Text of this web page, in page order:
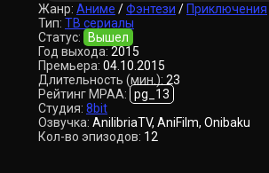
Жанр: Аниме /Фэнтези / Приключения
Тип: ТВ сериалы
Статус:
Вышел
Год выхода: 2015
Премьера: 04.10.2015
Длительность (мин.): 23
Рейтинг MPAA: pg_13
Студия: 8bit
Озвучка: AnilibriaTV, AniFilm, Onibaku
Кол-во эпизодов: 12